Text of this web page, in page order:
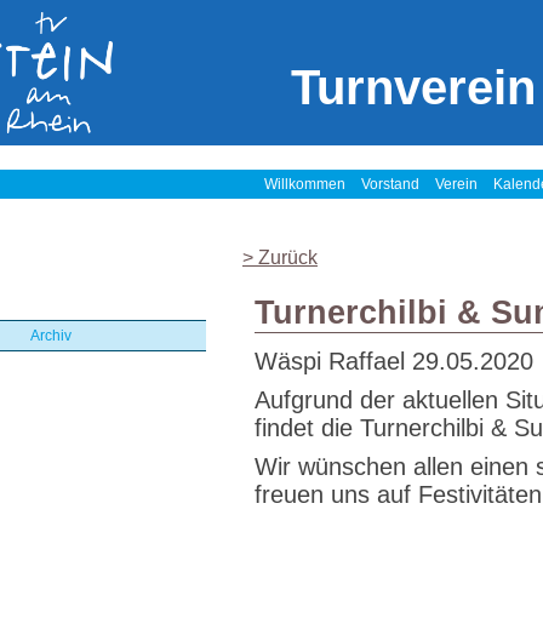
Willkommen Vorstand Verein
Archiv
> Zurück
Turnerchilbi &
Wäspi Raffael 29.05.2020
Aufgrund der aktuellen
findet die Turnerchilbi &
Wir wünschen allen einen
freuen uns auf